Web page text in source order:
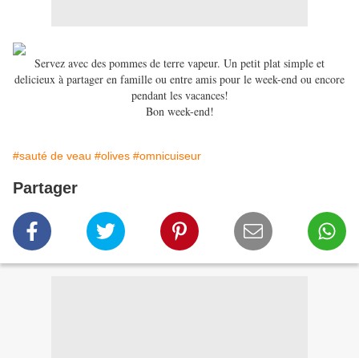
Servez avec des pommes de terre vapeur. Un petit plat simple et
delicieux à partager en famille ou entre amis pour le week-end ou encore
pendant les vacances!
Bon week-end!
#sauté de veau #olives #omnicuiseur
Partager